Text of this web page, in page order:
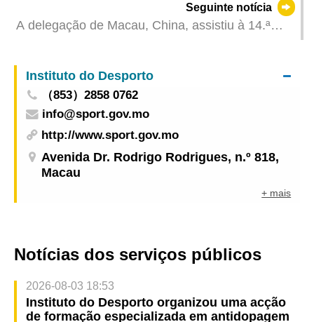
ensino superior no ano lectivo de 2025/2026”
Seguinte notícia
A delegação de Macau, China, assistiu à 14.ª
Instituto do Desporto
（853）2858 0762
info@sport.gov.mo
http://www.sport.gov.mo
Avenida Dr. Rodrigo Rodrigues, n.º 818,
Macau
+ mais
Notícias dos serviços públicos
2026-08-03 18:53
Instituto do Desporto organizou uma acção
de formação especializada em antidopagem